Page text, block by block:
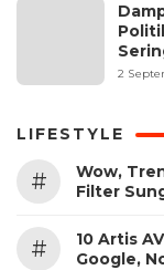
2
LIFESTYLE
#
Wow,
Filter
#
10 Artis
Google,